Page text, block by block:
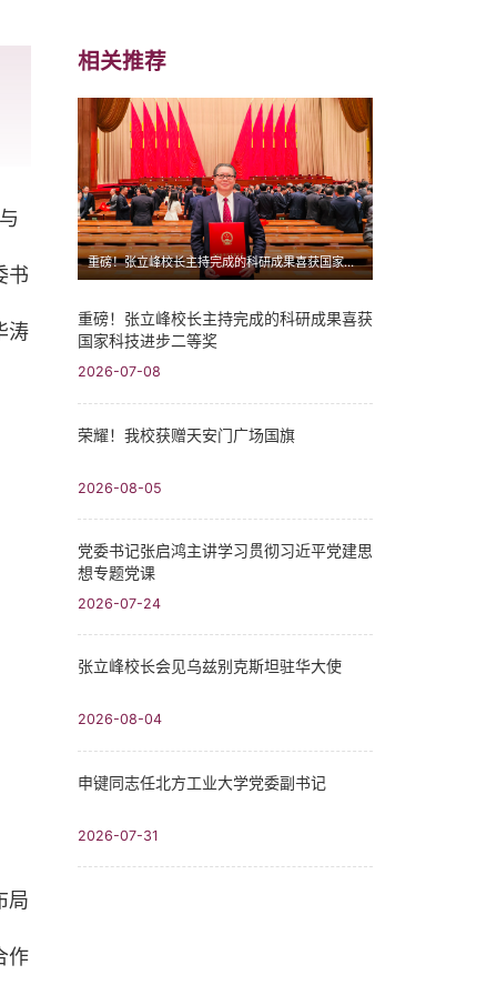
书
涛
局
作
相关推荐
重磅！张立峰校长主持完成的科研成果喜获国家科技进步二等奖
重磅！张立峰校长主持完成的科研成果喜获
国家科技进步二等奖
2026-07-08
荣耀！我校获赠天安门广场国旗
2026-08-05
党委书记张启鸿主讲学习贯彻习近平党建思
想专题党课
2026-07-24
张立峰校长会见乌兹别克斯坦驻华大使
2026-08-04
申键同志任北方工业大学党委副书记
2026-07-31